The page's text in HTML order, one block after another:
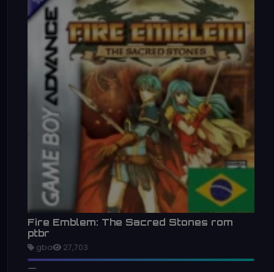
Fire Emblem: The Sacred Stones rom
ptbr
gba 27,703